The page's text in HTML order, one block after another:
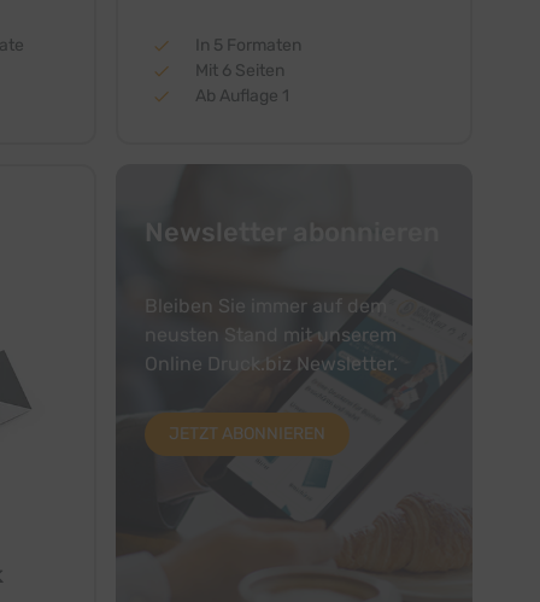
In 5 Formaten
Mit 6 Seiten
Ab Auflage 1
Newsletter abonnieren
Bleiben Sie immer auf dem
neusten Stand mit unserem
Online Druck.biz Newsletter.
JETZT ABONNIEREN